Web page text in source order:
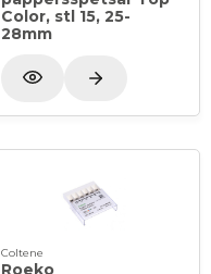
Color, stl 15, 25-
28mm
Coltene
Roeko